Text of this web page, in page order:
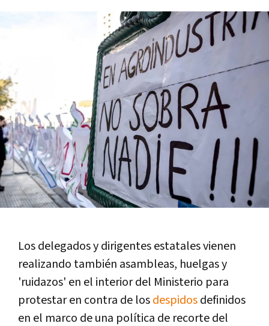
Los delegados y dirigentes estatales vienen
realizando también asambleas, huelgas y
'ruidazos' en el interior del Ministerio para
protestar en contra de losdespidosdefinidos
en el marco de una polí­tica de recorte del